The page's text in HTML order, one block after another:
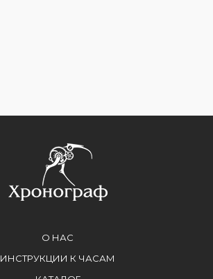
О НАС
ИНСТРУКЦИИ К ЧАСАМ